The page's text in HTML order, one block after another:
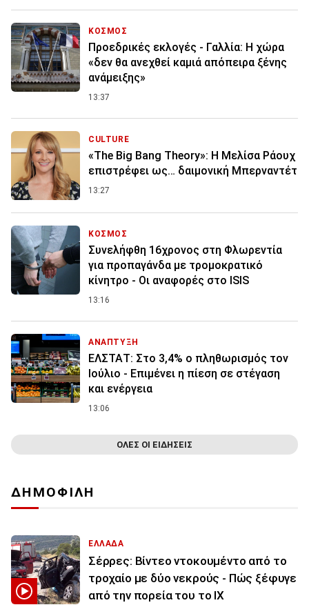
ΚΟΣΜΟΣ
Προεδρικές εκλογές - Γαλλία: Η χώρα
«δεν θα ανεχθεί καμιά απόπειρα ξένης
ανάμειξης»
13:37
CULTURE
«The Big Bang Theory»: Η Μελίσα Ράουχ
επιστρέφει ως… δαιμονική Μπερναντέτ
13:27
ΚΟΣΜΟΣ
Συνελήφθη 16χρονος στη Φλωρεντία
για προπαγάνδα με τρομοκρατικό
κίνητρο - Οι αναφορές στο ISIS
13:16
ΑΝΑΠΤΥΞΗ
ΕΛΣΤΑΤ: Στο 3,4% ο πληθωρισμός τον
Ιούλιο - Επιμένει η πίεση σε στέγαση
και ενέργεια
13:06
ΟΛΕΣ ΟΙ ΕΙΔΗΣΕΙΣ
ΔΗΜΟΦΙΛΗ
ΕΛΛΑΔΑ
Σέρρες: Βίντεο ντοκουμέντο από το
τροχαίο με δύο νεκρούς - Πώς ξέφυγε
από την πορεία του το ΙΧ